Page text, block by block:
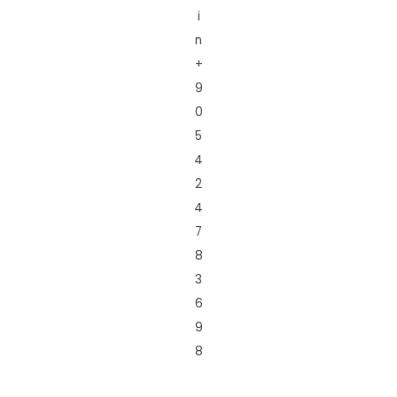
i
n
+
9
0
5
4
2
4
7
8
3
6
9
8